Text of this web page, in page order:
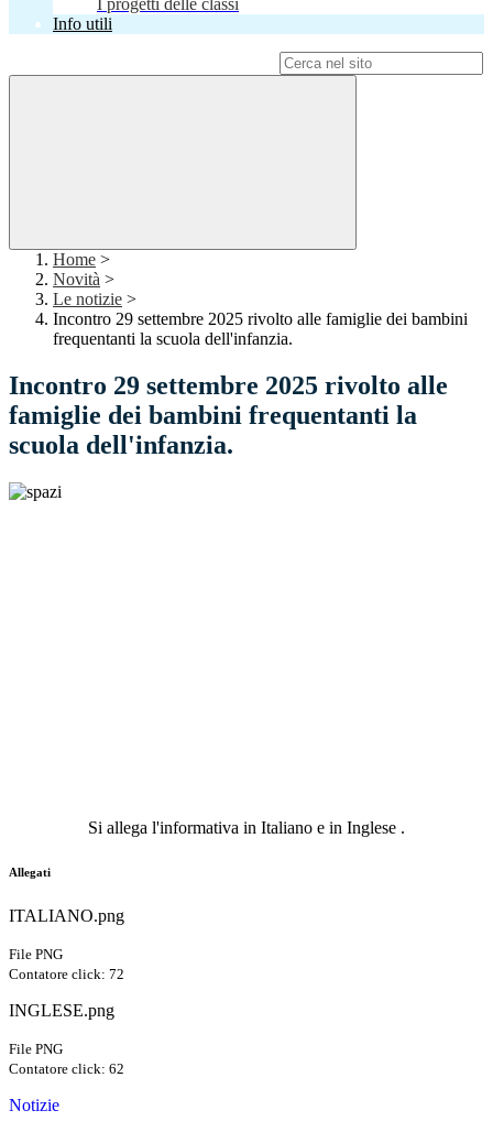
I progetti delle classi
Info utili
Home >
Novità >
Le notizie >
Incontro 29 settembre 2025 rivolto alle famiglie dei bambini
frequentanti la scuola dell'infanzia.
Incontro 29 settembre 2025 rivolto alle
famiglie dei bambini frequentanti la
scuola dell'infanzia.
Si allega l'informativa in Italiano e in Inglese .
Allegati
ITALIANO.png
File PNG
Contatore click: 72
INGLESE.png
File PNG
Contatore click: 62
Notizie